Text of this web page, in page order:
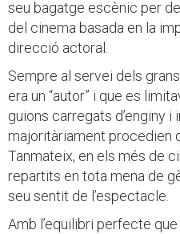
seu bagatge escènic per
del cinema basada en la
direcció actoral.
Sempre al servei dels
era un “autor” i que es
guions carregats d’enginy i
majoritàriament procedien
Tanmateix, en els més de
repartits en tota mena de
seu sentit de l’espectacle.
Amb l’equilibri perfecte